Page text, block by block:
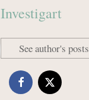
Investigart
See author's posts